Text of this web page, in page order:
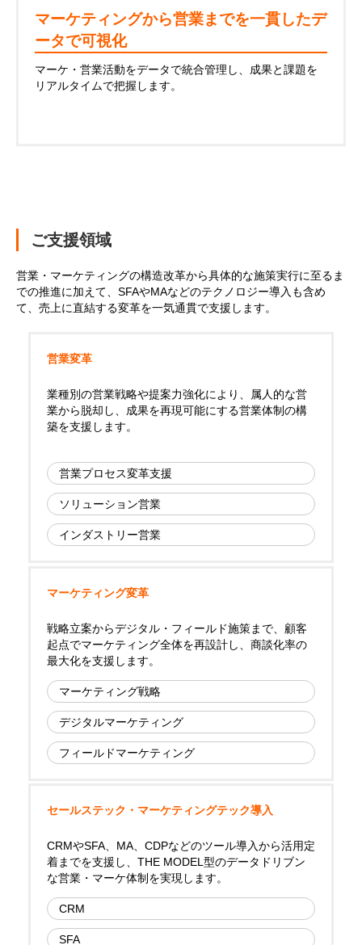
マーケティングから営業までを一貫したデ
ータで可視化
マーケ・営業活動をデータで統合管理し、成果と課題を
リアルタイムで把握します。
ご支援領域
営業・マーケティングの構造改革から具体的な施策実行に至るま
での推進に加えて、SFAやMAなどのテクノロジー導入も含め
て、売上に直結する変革を一気通貫で支援します。
営業変革
業種別の営業戦略や提案力強化により、属人的な営
業から脱却し、成果を再現可能にする営業体制の構
築を支援します。
営業プロセス変革支援
ソリューション営業
インダストリー営業
マーケティング変革
戦略立案からデジタル・フィールド施策まで、顧客
起点でマーケティング全体を再設計し、商談化率の
最大化を支援します。
マーケティング戦略
デジタルマーケティング
フィールドマーケティング
セールステック・マーケティングテック導入
CRMやSFA、MA、CDPなどのツール導入から活用定
着までを支援し、THE MODEL型のデータドリブン
な営業・マーケ体制を実現します。
CRM
SFA